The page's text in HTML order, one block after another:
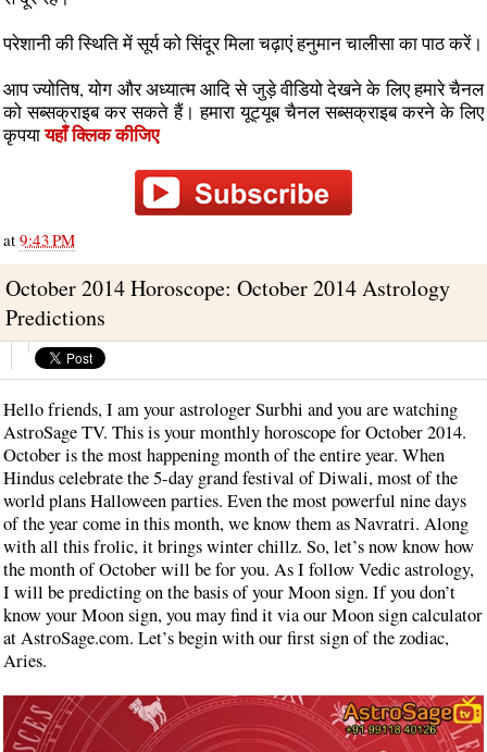
परेशानी की स्थिति में सूर्य को सिंदूर मिला चढ़ाएं हनुमान चालीसा का पाठ करें।
आप ज्योतिष, योग और अध्यात्म आदि से जुड़े वीडियो देखने के लिए हमारे चैनल
को सब्सक्राइब कर सकते हैं। हमारा यूट्यूब चैनल सब्सक्राइब करने के लिए
कृपयायहाँ क्लिक कीजिए
at 9:43 PM
October 2014 Horoscope: October 2014 Astrology
Predictions
Hello friends, I am your astrologer Surbhi and you are watching
AstroSage TV. This is your monthly horoscope for October 2014.
October is the most happening month of the entire year. When
Hindus celebrate the 5-day grand festival of Diwali, most of the
world plans Halloween parties. Even the most powerful nine days
of the year come in this month, we know them as Navratri. Along
with all this frolic, it brings winter chillz. So, let’s now know how
the month of October will be for you. As I follow Vedic astrology,
I will be predicting on the basis of your Moon sign. If you don’t
know your Moon sign, you may find it via our Moon sign calculator
at AstroSage.com. Let’s begin with our first sign of the zodiac,
Aries.